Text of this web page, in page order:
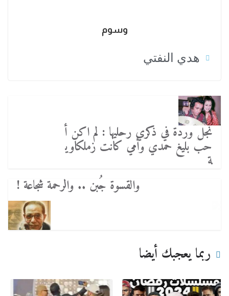
وسوم
هدي النفتي
نجل وردة في ذكري رحليها : لم اكن أ
حب بليغ حمدي وأمي كانت زملكاوي
ة
والقسوة جُبن .. والرحمة شجاعة !
ربما يعجبك أيضا